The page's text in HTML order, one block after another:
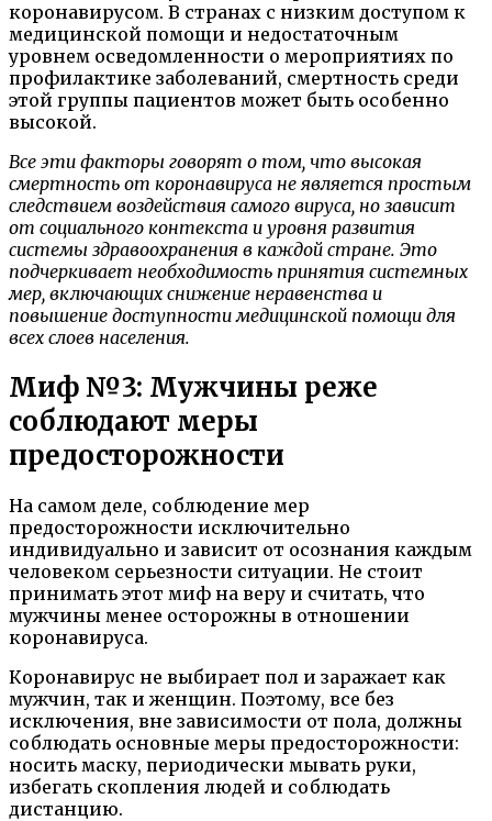
коронавирусом. В странах с низким доступом к
медицинской помощи и недостаточным
уровнем осведомленности о мероприятиях по
профилактике заболеваний, смертность среди
этой группы пациентов может быть особенно
высокой.
Все эти факторы говорят о том, что высокая
смертность от коронавируса не является простым
следствием воздействия самого вируса, но зависит
от социального контекста и уровня развития
системы здравоохранения в каждой стране. Это
подчеркивает необходимость принятия системных
мер, включающих снижение неравенства и
повышение доступности медицинской помощи для
всех слоев населения.
Миф №3: Мужчины реже
соблюдают меры
предосторожности
На самом деле, соблюдение мер
предосторожности исключительно
индивидуально и зависит от осознания каждым
человеком серьезности ситуации. Не стоит
принимать этот миф на веру и считать, что
мужчины менее осторожны в отношении
коронавируса.
Коронавирус не выбирает пол и заражает как
мужчин, так и женщин. Поэтому, все без
исключения, вне зависимости от пола, должны
соблюдать основные меры предосторожности:
носить маску, периодически мывать руки,
избегать скопления людей и соблюдать
дистанцию.